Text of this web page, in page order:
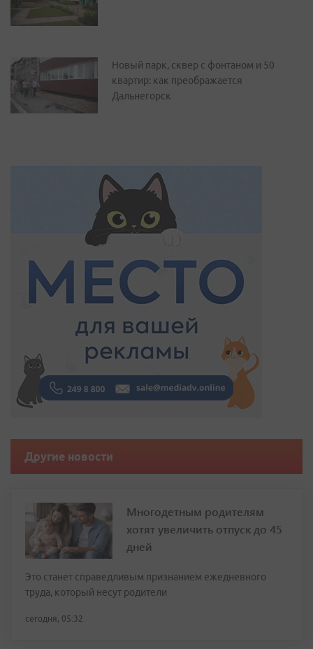
Новый парк, сквер с фонтаном и 50
квартир: как преображается
Дальнегорск
Другие новости
Многодетным родителям
хотят увеличить отпуск до 45
дней
Это станет справедливым признанием ежедневного
труда, который несут родители
сегодня, 05:32